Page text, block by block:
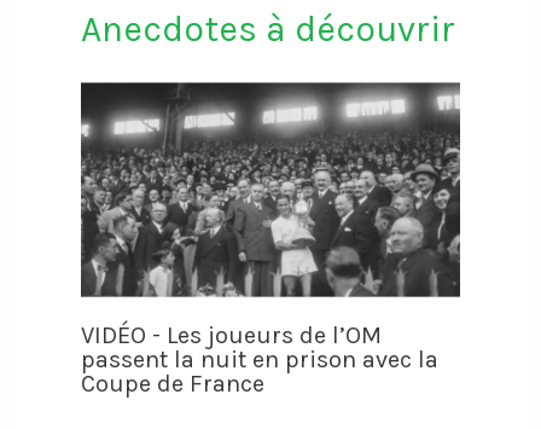
Anecdotes à découvrir
VIDÉO - Les joueurs de l’OM
passent la nuit en prison avec la
Coupe de France